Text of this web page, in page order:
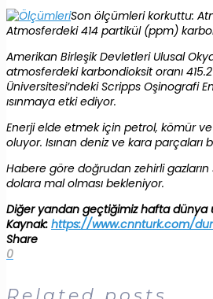
Son ölçümleri korkuttu:
Atmosferdeki 414 partikül (ppm)
Amerikan Birleşik Devletleri Ulusal
atmosferdeki karbondioksit oranı
Üniversitesi’ndeki Scripps Oşinografi
ısınmaya etki ediyor.
Enerji elde etmek için petrol, kömür ve
oluyor. Isınan deniz ve kara parçaları
Habere göre doğrudan zehirli gazların
dolara mal olması bekleniyor.
Diğer yandan geçtiğimiz hafta dünya
Kaynak: https://www.cnnturk.com/
Share
0